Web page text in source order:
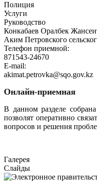
Полиция
Услуги
Руководство
Конкабаев Оралбек
Аким Петровского
Телефон приемной:
871543-24670
E-mail:
akimat.petrovka@sqo.gov.kz
Онлайн-приемная
В данном разделе
позволят оперативно
вопросов и решения
Галерея
Слайды